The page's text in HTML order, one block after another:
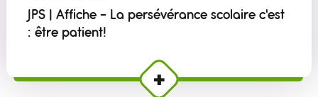
JPS | Affiche - La persévérance scolaire c'est
: être patient!